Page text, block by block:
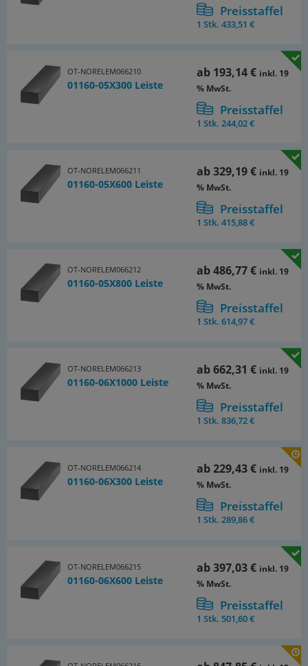
Preisstaffel
1 Stk.433,51 €
OT-NORELEM066210
01160-05X300 Leiste
ab 193,14 € inkl. 19
% MwSt.
Preisstaffel
1 Stk.244,02 €
OT-NORELEM066211
01160-05X600 Leiste
ab329,19 € inkl. 19
% MwSt.
Preisstaffel
1 Stk.415,88 €
OT-NORELEM066212
01160-05X800 Leiste
ab486,77 € inkl. 19
% MwSt.
Preisstaffel
1 Stk.614,97 €
OT-NORELEM066213
01160-06X1000 Leiste
ab662,31 € inkl. 19
% MwSt.
Preisstaffel
1 Stk.836,72 €
OT-NORELEM066214
01160-06X300 Leiste
ab229,43 € inkl. 19
% MwSt.
Preisstaffel
1 Stk.289,86 €
OT-NORELEM066215
01160-06X600 Leiste
ab397,03 € inkl. 19
% MwSt.
Preisstaffel
1 Stk.501,60 €